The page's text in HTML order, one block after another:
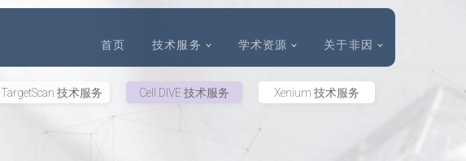
首页 技术服务 学术资源 关于非因
TargetScan 技术服务 Cell DIVE 技术服务 Xenium 技术服务